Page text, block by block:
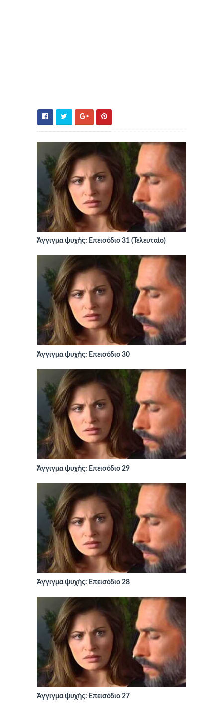
Άγγιγμα ψυχής: Επεισόδιο 31 (Τελευταίο)
Άγγιγμα ψυχής: Επεισόδιο 30
Άγγιγμα ψυχής: Επεισόδιο 29
Άγγιγμα ψυχής: Επεισόδιο 28
Άγγιγμα ψυχής: Επεισόδιο 27